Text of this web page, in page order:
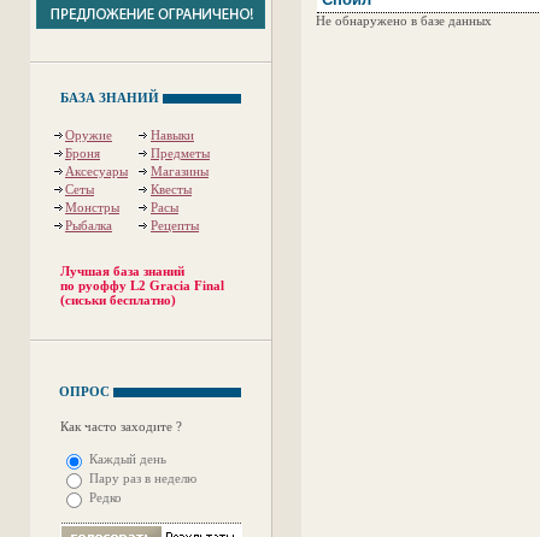
БАЗА ЗНАНИЙ
Оружие
Навыки
Броня
Предметы
Аксесуары
Магазины
Сеты
Квесты
Монстры
Расы
Рыбалка
Рецепты
Лучшая база знаний
по руоффу L2 Gracia Final
(сиськи бесплатно)
ОПРОС
Как часто заходите ?
Каждый день
Пару раз в неделю
Редко
Не обнаружено в базе данных